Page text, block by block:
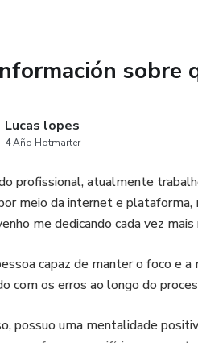
sobre
Lucas lopes
4 Año Hotmarter
profissional, atualmente
meio da internet e plataforma,
me dedicando cada vez
capaz de manter o foco e
com os erros ao longo do
possuo uma mentalidade